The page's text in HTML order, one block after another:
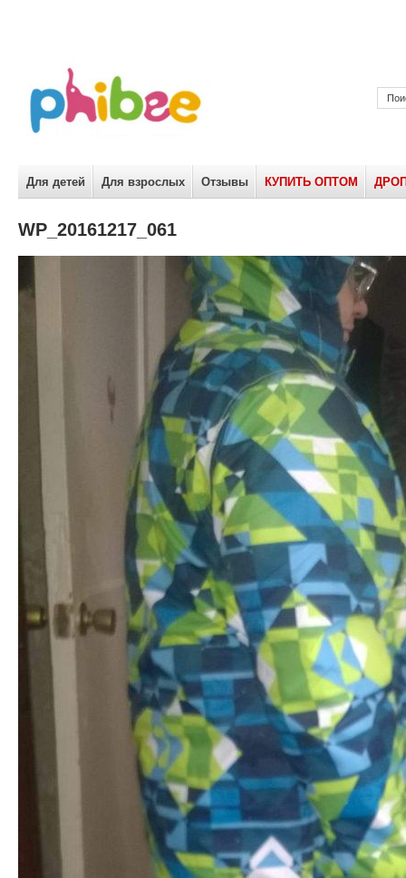
Для детей Для взрослых Отзывы КУПИТЬ ОПТОМ
WP_20161217_061